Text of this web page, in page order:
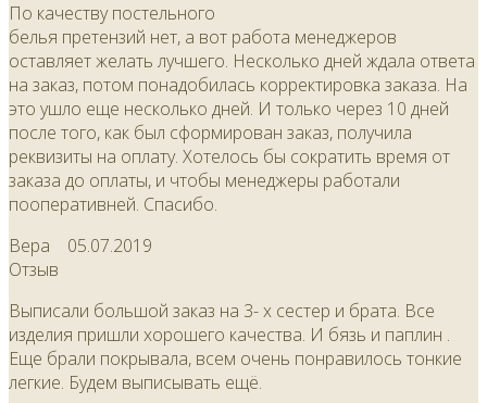
По качеству постельного
белья претензий нет, а вот работа менеджеров
оставляет желать лучшего. Несколько дней ждала ответа
на заказ, потом понадобилась корректировка заказа. На
это ушло еще несколько дней. И только через 10 дней
после того, как был сформирован заказ, получила
реквизиты на оплату. Хотелось бы сократить время от
заказа до оплаты, и чтобы менеджеры работали
пооперативней. Спасибо.
Вера 05.07.2019
Отзыв
Выписали большой заказ на 3- х сестер и брата. Все
изделия пришли хорошего качества. И бязь и паплин .
Еще брали покрывала, всем очень понравилось тонкие
легкие. Будем выписывать ещё.